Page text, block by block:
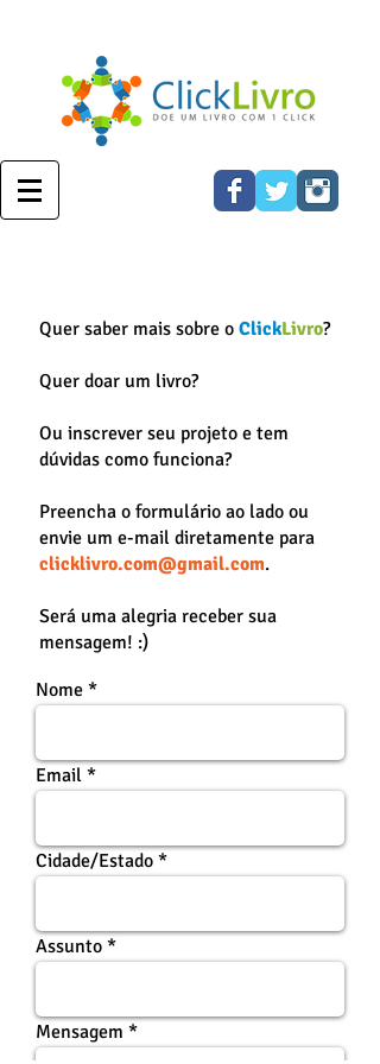
Quer saber mais sobre o ClickLivro?
Quer doar um livro?
Ou inscrever seu projeto e tem
dúvidas como funciona?
Preencha o formulário ao lado ou
envie um e-mail diretamente para
clicklivro.com@gmail.com.
Será uma alegria receber sua
mensagem! :)
Nome
Email
Cidade/Estado
Assunto
Mensagem